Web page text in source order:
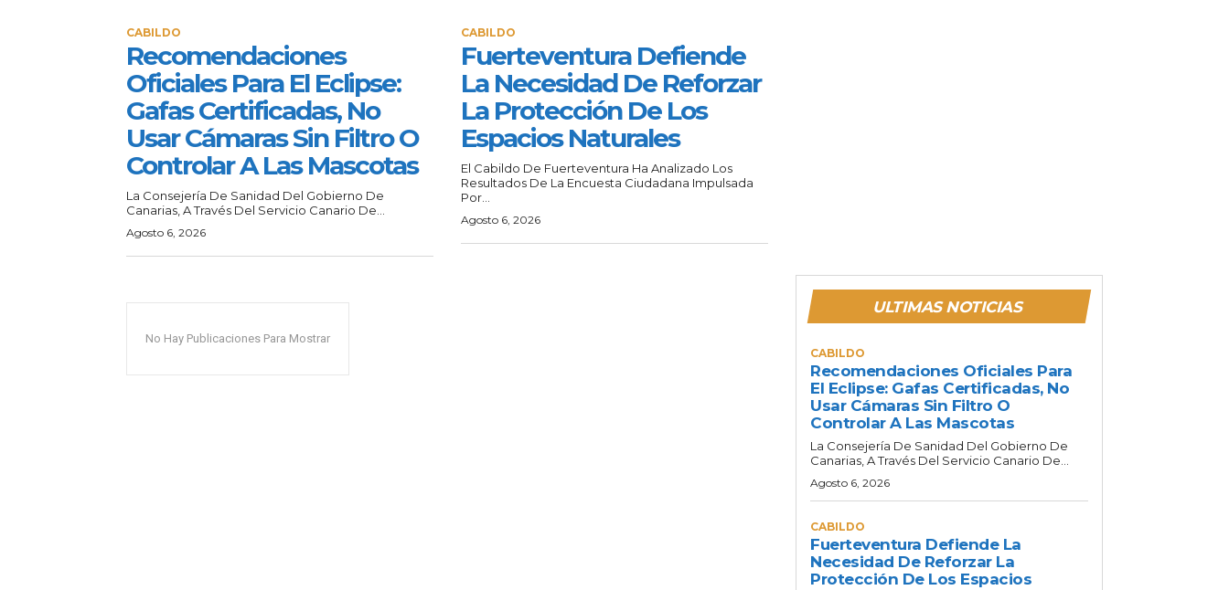
CABILDO
Recomendaciones
Oficiales Para El Eclipse:
Gafas Certificadas, No
Usar Cámaras Sin Filtro O
Controlar A Las Mascotas
La Consejería De Sanidad Del Gobierno De
Canarias, A Través Del Servicio Canario De...
Agosto 6, 2026
CABILDO
Fuerteventura Defiende
La Necesidad De Reforzar
La Protección De Los
Espacios Naturales
El Cabildo De Fuerteventura Ha Analizado Los
Resultados De La Encuesta Ciudadana Impulsada
Por...
Agosto 6, 2026
No Hay Publicaciones Para Mostrar
ULTIMAS NOTICIAS
CABILDO
Recomendaciones Oficiales Para
El Eclipse: Gafas Certificadas, No
Usar Cámaras Sin Filtro O
Controlar A Las Mascotas
La Consejería De Sanidad Del Gobierno De
Canarias, A Través Del Servicio Canario De...
Agosto 6, 2026
CABILDO
Fuerteventura Defiende La
Necesidad De Reforzar La
Protección De Los Espacios